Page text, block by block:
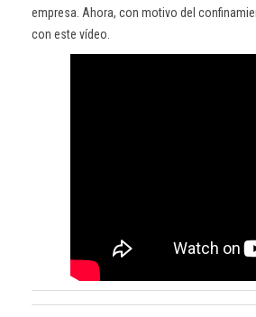
empresa. Ahora, con motivo del
con este vídeo.